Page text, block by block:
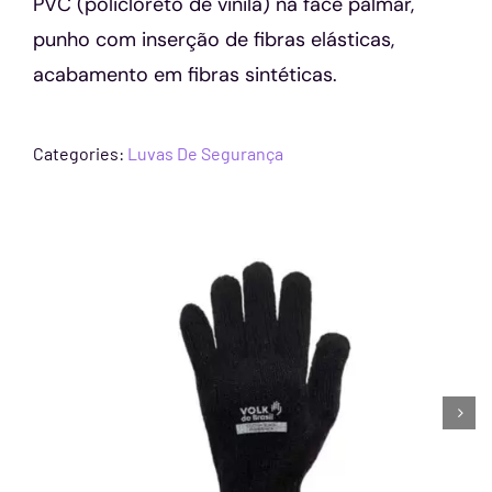
punho com inserção de fibras elásticas,
acabamento em fibras sintéticas.
Categories: Luvas De Segurança